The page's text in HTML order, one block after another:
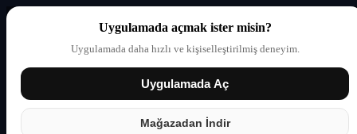
Uygulamada açmak ister misin?
Uygulamada daha hızlı ve kişiselleştirilmiş deneyim.
Uygulamada Aç
Mağazadan İndir
Giriş yap Partner